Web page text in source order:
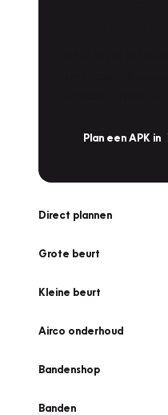
Plan een APK in
Direct plannen
Grote beurt
Kleine beurt
Airco onderhoud
Bandenshop
Banden